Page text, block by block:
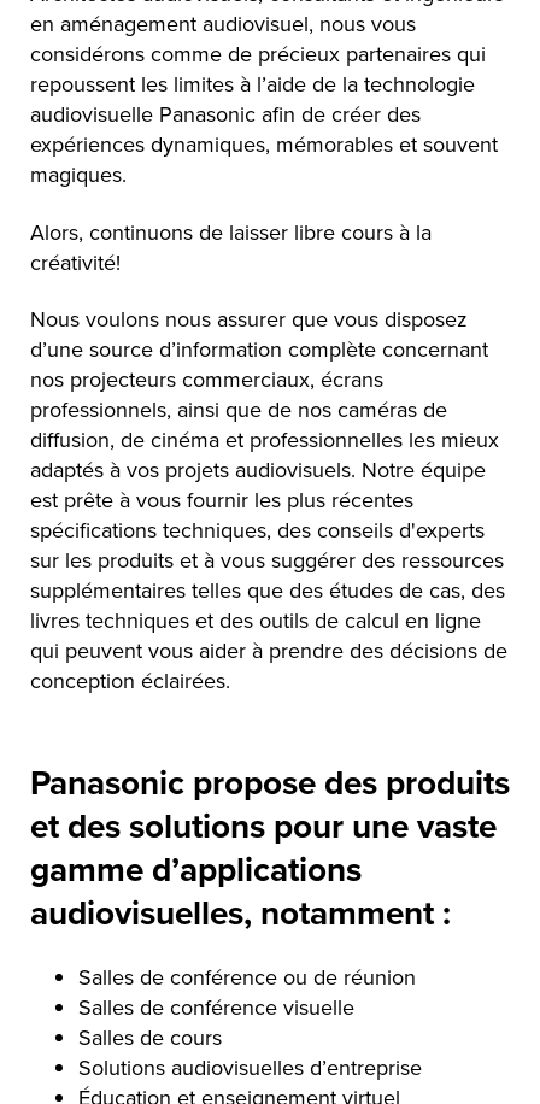
en aménagement audiovisuel, nous vous
considérons comme de précieux partenaires qui
repoussent les limites à l’aide de la technologie
audiovisuelle Panasonic afin de créer des
expériences dynamiques, mémorables et souvent
magiques.
Alors, continuons de laisser libre cours à la
créativité!
Nous voulons nous assurer que vous disposez
d’une source d’information complète concernant
nos projecteurs commerciaux, écrans
professionnels, ainsi que de nos caméras de
diffusion, de cinéma et professionnelles les mieux
adaptés à vos projets audiovisuels. Notre équipe
est prête à vous fournir les plus récentes
spécifications techniques, des conseils d'experts
sur les produits et à vous suggérer des ressources
supplémentaires telles que des études de cas, des
livres techniques et des outils de calcul en ligne
qui peuvent vous aider à prendre des décisions de
conception éclairées.
Panasonic propose des produits
et des solutions pour une vaste
gamme d’applications
audiovisuelles, notamment :
Salles de conférence ou de réunion
Salles de conférence visuelle
Salles de cours
Solutions audiovisuelles d’entreprise
Éducation et enseignement virtuel